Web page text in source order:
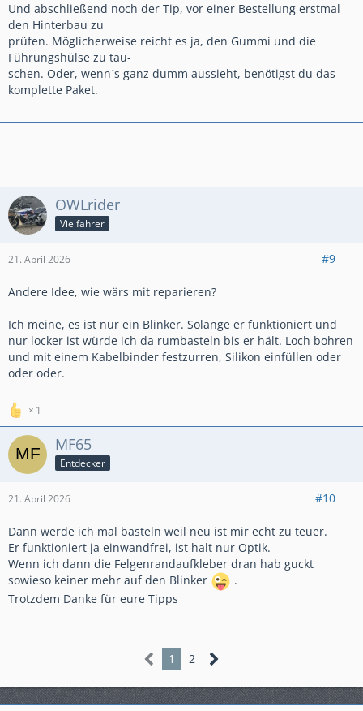
man derzeit, im Service eine Lösung…
Und abschließend noch der Tip, vor einer Bestellung erstmal
den Hinterbau zu
prüfen. Möglicherweise reicht es ja, den Gummi und die
Führungshülse zu tau-
schen. Oder, wenn´s ganz dumm aussieht, benötigst du das
komplette Paket.
OWLrider
Vielfahrer
21. April 2026 #9
Andere Idee, wie wärs mit reparieren?
Ich meine, es ist nur ein Blinker. Solange er funktioniert und
nur locker ist würde ich da rumbasteln bis er hält. Loch bohren
und mit einem Kabelbinder festzurren, Silikon einfüllen oder
oder oder.
1
MF65
Entdecker
21. April 2026 #10
Dann werde ich mal basteln weil neu ist mir echt zu teuer.
Er funktioniert ja einwandfrei, ist halt nur Optik.
Wenn ich dann die Felgenrandaufkleber dran hab guckt
sowieso keiner mehr auf den Blinker
.
Trotzdem Danke für eure Tipps
1 2